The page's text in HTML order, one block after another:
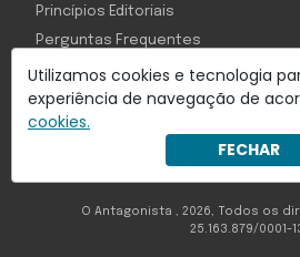
Utilizamos cookies e tecnologia
experiência de navegação de
cookies.
FECHAR
Com inteligência e tecnologia:
Object1ve - Marketing Solution
Princípios Editoriais
Perguntas Frequentes
O Antagonista , 2026, Todos os
25.163.879/0001-